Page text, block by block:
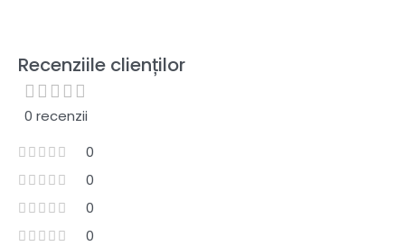
Recenziile clienților
0 recenzii
0
0
0
0